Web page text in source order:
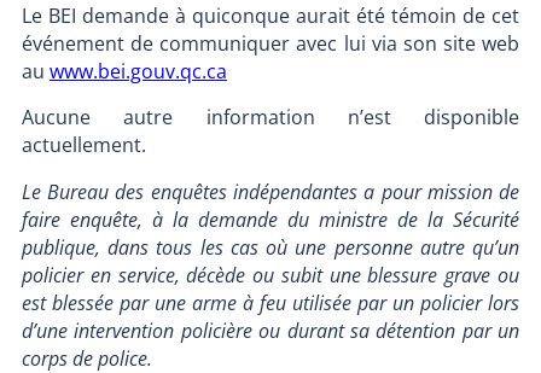
Le BEI demande à quiconque aurait été témoin de cet
événement de communiquer avec lui via son site web
au www.bei.gouv.qc.ca
Aucune autre information n’est disponible
actuellement.
Le Bureau des enquêtes indépendantes a pour mission de
faire enquête, à la demande du ministre de la Sécurité
publique, dans tous les cas où une personne autre qu’un
policier en service, décède ou subit une blessure grave ou
est blessée par une arme à feu utilisée par un policier lors
d’une intervention policière ou durant sa détention par un
corps de police.